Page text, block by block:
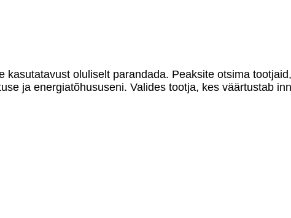
oluliselt parandada. Peaksite otsima
ja energiatõhususeni. Valides tootja, kes väärtustab